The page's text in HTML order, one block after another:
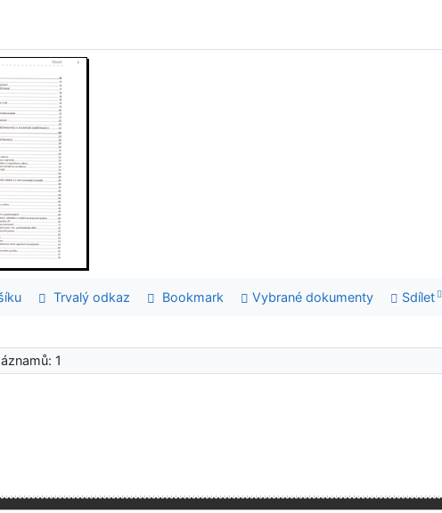
Trvalý odkaz Bookmark Vybrané dokumenty Sdílet
1